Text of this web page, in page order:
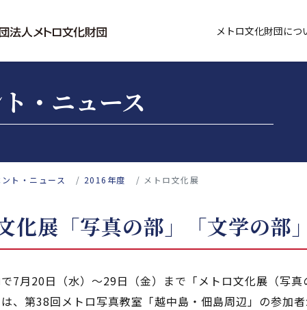
メトロ文化財団につ
・ニュース
ト・ニュース 2016年度 メトロ文化展
化展「写真の部」「文学の部
7月20日（水）～29日（金）まで「メトロ文化展（写真
は、第38回メトロ写真教室「越中島・佃島周辺」の参加